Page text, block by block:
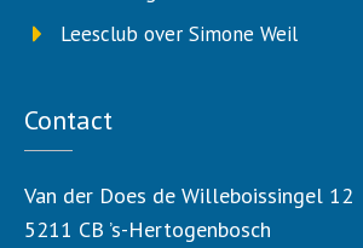
Leesclub over Simone Weil
Contact
Van der Does de Willeboissingel 12
5211 CB ’s-Hertogenbosch